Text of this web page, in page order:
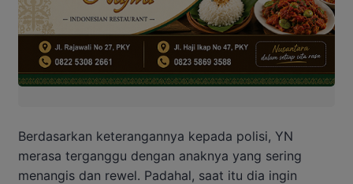
Berdasarkan keterangannya kepada polisi, YN
merasa terganggu dengan anaknya yang sering
menangis dan rewel. Padahal, saat itu dia ingin